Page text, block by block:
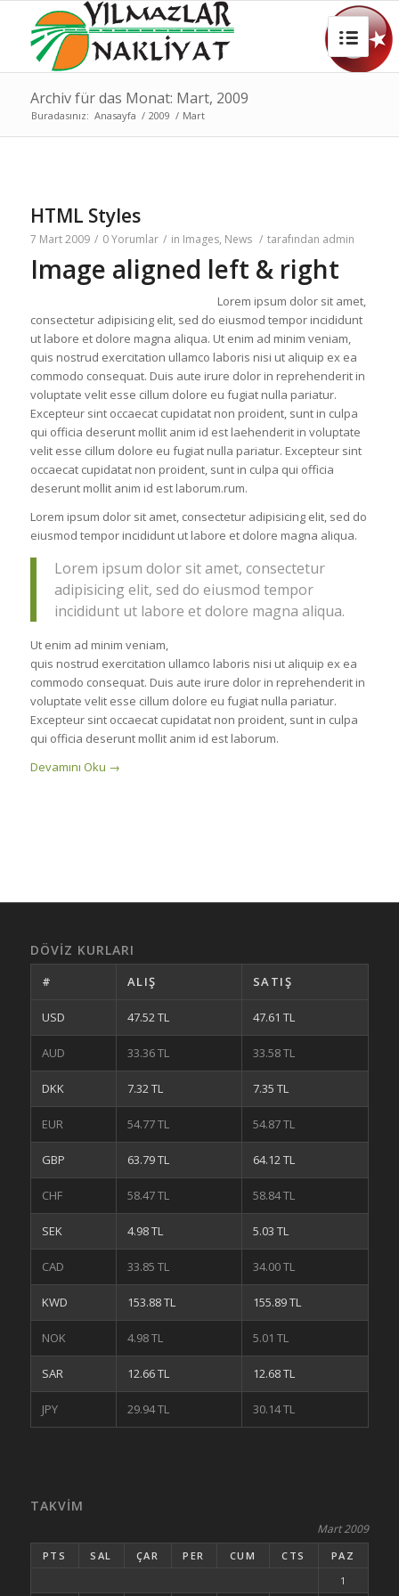
Archiv für das Monat: Mart, 2009
Buradasınız: Anasayfa / 2009 / Mart
HTML Styles
7 Mart 2009 / 0 Yorumlar / in Images, News / tarafından admin
Image aligned left & right
Lorem ipsum dolor sit amet,
consectetur adipisicing elit, sed do eiusmod tempor incididunt
ut labore et dolore magna aliqua. Ut enim ad minim veniam,
quis nostrud exercitation ullamco laboris nisi ut aliquip ex ea
commodo consequat. Duis aute irure dolor in reprehenderit in
voluptate velit esse cillum dolore eu fugiat nulla pariatur.
Excepteur sint occaecat cupidatat non proident, sunt in culpa
qui officia deserunt mollit anim id est laehenderit in voluptate
velit esse cillum dolore eu fugiat nulla pariatur. Excepteur sint
occaecat cupidatat non proident, sunt in culpa qui officia
deserunt mollit anim id est laborum.rum.
Lorem ipsum dolor sit amet, consectetur adipisicing elit, sed do
eiusmod tempor incididunt ut labore et dolore magna aliqua.
Lorem ipsum dolor sit amet, consectetur
adipisicing elit, sed do eiusmod tempor
incididunt ut labore et dolore magna aliqua.
Ut enim ad minim veniam,
quis nostrud exercitation ullamco laboris nisi ut aliquip ex ea
commodo consequat. Duis aute irure dolor in reprehenderit in
voluptate velit esse cillum dolore eu fugiat nulla pariatur.
Excepteur sint occaecat cupidatat non proident, sunt in culpa
qui officia deserunt mollit anim id est laborum.
Devamını Oku →
DÖVIZ KURLARI
# ALIŞ SATIŞ
USD 47.52 TL 47.61 TL
AUD 33.36 TL 33.58 TL
DKK 7.32 TL 7.35 TL
EUR 54.77 TL 54.87 TL
GBP 63.79 TL 64.12 TL
CHF 58.47 TL 58.84 TL
SEK 4.98 TL 5.03 TL
CAD 33.85 TL 34.00 TL
KWD 153.88 TL 155.89 TL
NOK 4.98 TL 5.01 TL
SAR 12.66 TL 12.68 TL
JPY 29.94 TL 30.14 TL
TAKVIM
Mart 2009
PTS SAL ÇAR PER CUM CTS
PAZ
1